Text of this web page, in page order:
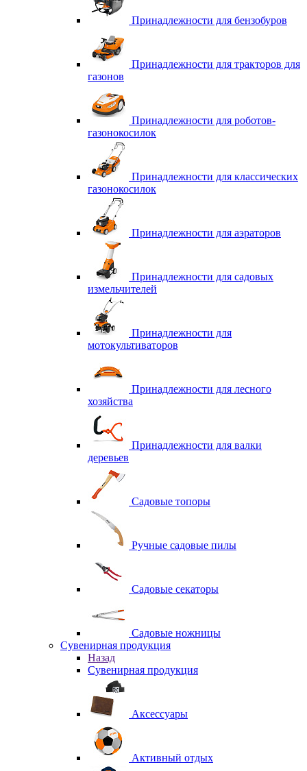
Принадлежности для бензобуров
Принадлежности для тракторов для
газонов
Принадлежности для роботов-
газонокосилок
Принадлежности для классических
газонокосилок
Принадлежности для аэраторов
Принадлежности для садовых
измельчителей
Принадлежности для
мотокультиваторов
Принадлежности для лесного
хозяйства
Принадлежности для валки
деревьев
Садовые топоры
Ручные садовые пилы
Садовые секаторы
Садовые ножницы
Сувенирная продукция
Назад
Сувенирная продукция
Аксессуары
Активный отдых